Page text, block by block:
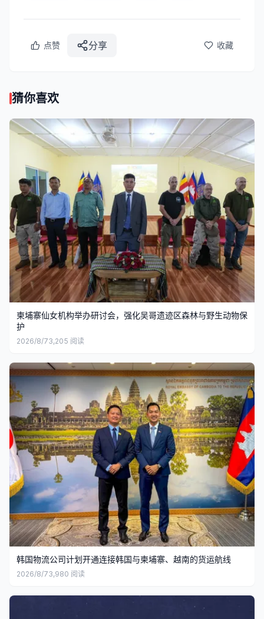
点赞 分享 收藏
猜你喜欢
柬埔寨仙女机构举办研讨会，强化吴哥遗迹区森林与野生动物保
护
2026/8/73,205 阅读
韩国物流公司计划开通连接韩国与柬埔寨、越南的货运航线
2026/8/73,980 阅读